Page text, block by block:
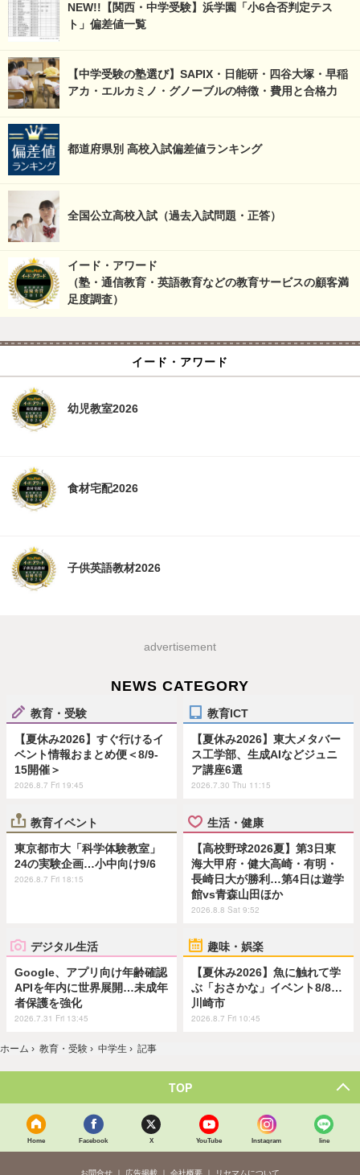
NEW!!【関西・中学受験】浜学園「小6合否判定テス
ト」偏差値一覧
【中学受験の塾選び】SAPIX・日能研・四谷大塚・早稲
アカ・エルカミノ・グノーブルの特徴・費用と合格力
都道府県別 高校入試偏差値ランキング
全国公立高校入試（過去入試問題・正答）
イード・アワード
（塾・通信教育・英語教育などの教育サービスの顧客満
足度調査）
イード・アワード
幼児教室2026
食材宅配2026
子供英語教材2026
advertisement
NEWS CATEGORY
教育・受験
【夏休み2026】すぐ行けるイ
ベント情報おまとめ便＜8/9-
15開催＞
2026.8.7 Fri 19:45
教育ICT
【夏休み2026】東大メタバー
ス工学部、生成AIなどジュニ
ア講座6選
2026.7.30 Thu 11:15
教育イベント
東京都市大「科学体験教室」
24の実験企画…小中向け9/6
2026.8.7 Fri 18:15
生活・健康
【高校野球2026夏】第3日東
海大甲府・健大高崎・有明・
長崎日大が勝利…第4日は遊学
館vs青森山田ほか
2026.8.8 Sat 9:52
デジタル生活
Google、アプリ向け年齢確認
APIを年内に世界展開…未成年
者保護を強化
2026.7.31 Fri 13:45
趣味・娯楽
【夏休み2026】魚に触れて学
ぶ「おさかな」イベント8/8…
川崎市
2026.8.7 Fri 10:45
ホーム › 教育・受験 › 中学生 › 記事
TOP
Home Facebook X YouTube Instagram line
お問合せ 広告掲載 会社概要 リセマムについて